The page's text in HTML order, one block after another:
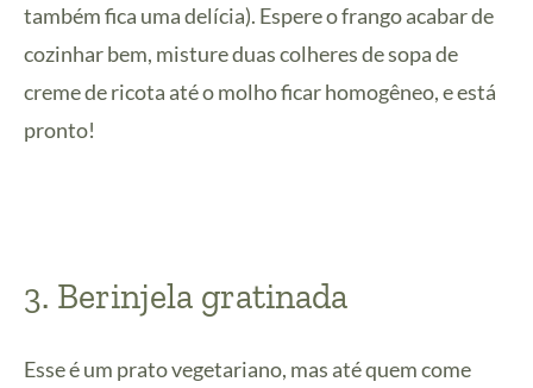
também fica uma delícia). Espere o frango acabar de
cozinhar bem, misture duas colheres de sopa de
creme de ricota até o molho ficar homogêneo, e está
pronto!
3. Berinjela gratinada
Esse é um prato vegetariano, mas até quem come